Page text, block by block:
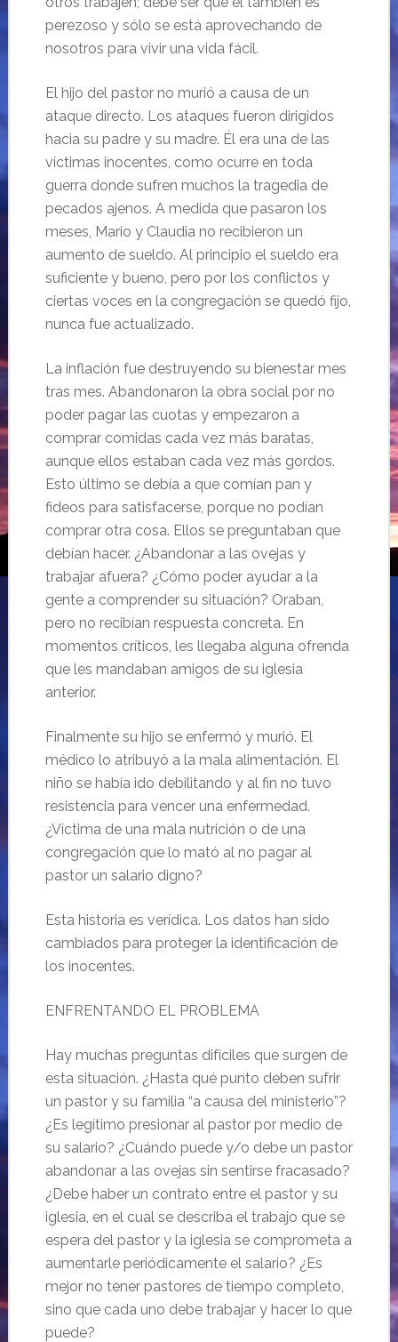
perezoso y sólo se está aprovechando de
nosotros para vivir una vida fácil.
El hijo del pastor no murió a causa de un
ataque directo. Los ataques fueron dirigidos
hacia su padre y su madre. Él era una de las
víctimas inocentes, como ocurre en toda
guerra donde sufren muchos la tragedia de
pecados ajenos. A medida que pasaron los
meses, Mario y Claudia no recibieron un
aumento de sueldo. Al principio el sueldo era
suficiente y bueno, pero por los conflictos y
ciertas voces en la congregación se quedó fijo,
nunca fue actualizado.
La inflación fue destruyendo su bienestar mes
tras mes. Abandonaron la obra social por no
poder pagar las cuotas y empezaron a
comprar comidas cada vez más baratas,
aunque ellos estaban cada vez más gordos.
Esto último se debía a que comían pan y
fideos para satisfacerse, porque no podían
comprar otra cosa. Ellos se preguntaban que
debían hacer. ¿Abandonar a las ovejas y
trabajar afuera? ¿Cómo poder ayudar a la
gente a comprender su situación? Oraban,
pero no recibían respuesta concreta. En
momentos críticos, les llegaba alguna ofrenda
que les mandaban amigos de su iglesia
anterior.
Finalmente su hijo se enfermó y murió. El
médico lo atribuyó a la mala alimentación. El
niño se había ido debilitando y al fin no tuvo
resistencia para vencer una enfermedad.
¿Víctima de una mala nutrición o de una
congregación que lo mató al no pagar al
pastor un salario digno?
Esta historia es verídica. Los datos han sido
cambiados para proteger la identificación de
los inocentes.
ENFRENTANDO EL PROBLEMA
Hay muchas preguntas difíciles que surgen de
esta situación. ¿Hasta qué punto deben sufrir
un pastor y su familia “a causa del ministerio”?
¿Es legítimo presionar al pastor por medio de
su salario? ¿Cuándo puede y/o debe un pastor
abandonar a las ovejas sin sentirse fracasado?
¿Debe haber un contrato entre el pastor y su
iglesia, en el cual se describa el trabajo que se
espera del pastor y la iglesia se comprometa a
aumentarle periódicamente el salario? ¿Es
mejor no tener pastores de tiempo completo,
sino que cada uno debe trabajar y hacer lo que
puede?